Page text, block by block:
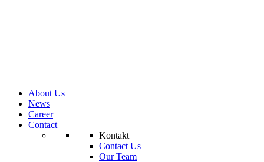
About Us
News
Career
Contact
Kontakt
Contact Us
Our Team